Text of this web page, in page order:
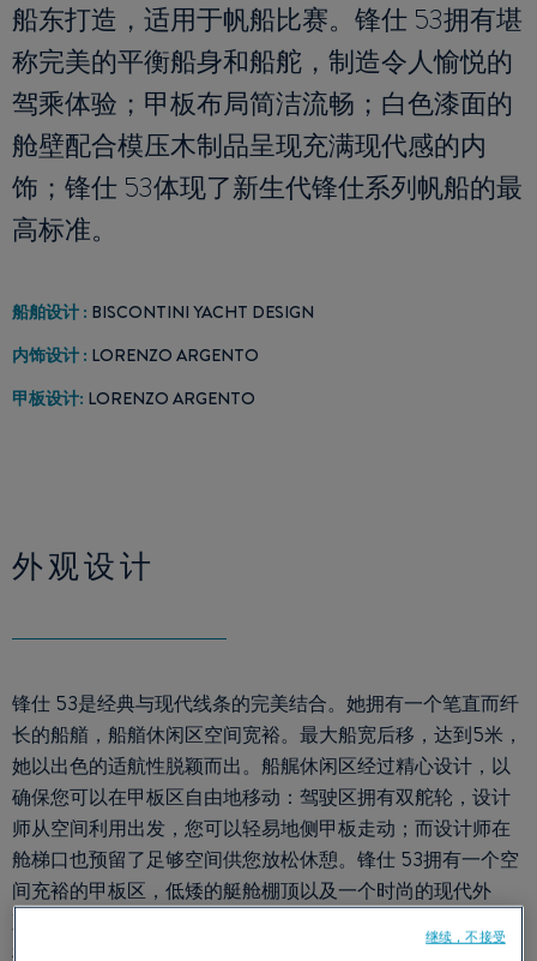
船东打造，适用于帆船比赛。锋仕 53拥有堪
称完美的平衡船身和船舵，制造令人愉悦的
驾乘体验；甲板布局简洁流畅；白色漆面的
舱壁配合模压木制品呈现充满现代感的内
饰；锋仕 53体现了新生代锋仕系列帆船的最
高标准。
船舶设计 : BISCONTINI YACHT DESIGN
内饰设计 : LORENZO ARGENTO
甲板设计: LORENZO ARGENTO
外观设计
锋仕 53是经典与现代线条的完美结合。她拥有一个笔直而纤
长的船艏，船艏休闲区空间宽裕。最大船宽后移，达到5米，
她以出色的适航性脱颖而出。船艉休闲区经过精心设计，以
确保您可以在甲板区自由地移动：驾驶区拥有双舵轮，设计
师从空间利用出发，您可以轻易地侧甲板走动；而设计师在
舱梯口也预留了足够空间供您放松休憩。锋仕 53拥有一个空
间充裕的甲板区，低矮的艇舱棚顶以及一个时尚的现代外
桅杆、高端甲板装备以及一个强大的帆布局，即使船上船员
继续，不接受